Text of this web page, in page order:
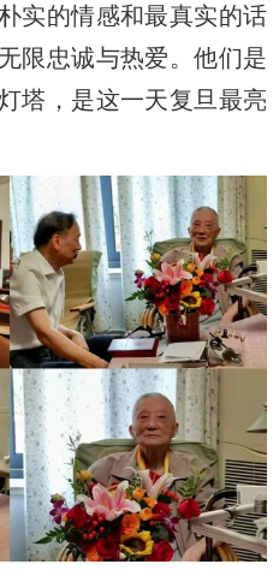
实的情感和最真实的话
限忠诚与热爱。他们是
塔，是这一天复旦最亮